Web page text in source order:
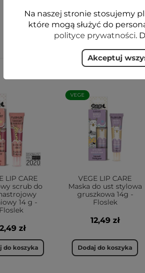
LIP CARE
scrub do
14 g -
Floslek
zł
do koszyka
VEGE
VEGE LIP CARE
Maska do ust stylowa
gruszkowa 14g -
Floslek
12,49 zł
Dodaj do koszyka
Na naszej stronie stosujemy
które mogą służyć do
polityce prywatności.
Akceptuj